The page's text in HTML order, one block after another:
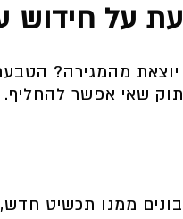
על חידוש
מהמגירה?
שאי אפשר
ממנו תכשיט